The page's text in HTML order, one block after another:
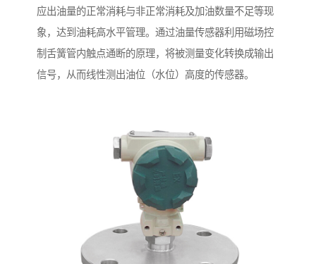
应出油量的正常消耗与非正常消耗及加油数量不足等现
象，达到油耗高水平管理。通过油量传感器利用磁场控
制舌簧管内触点通断的原理，将被测量变化转换成输出
信号，从而线性测出油位（水位）高度的传感器。